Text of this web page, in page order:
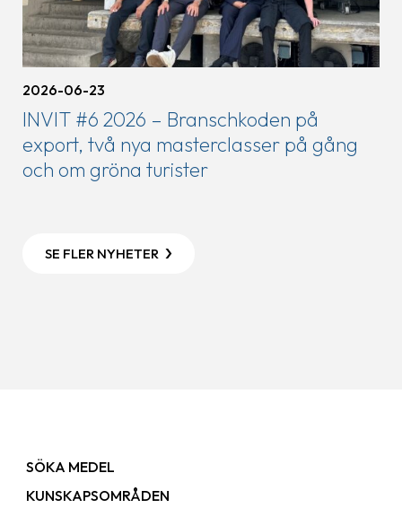
INVIT #6 2026 – Branschkoden på
export, två nya masterclasser på gång
och om gröna turister
2026-06-23
SE FLER NYHETER
SÖKA MEDEL
KUNSKAPSOMRÅDEN